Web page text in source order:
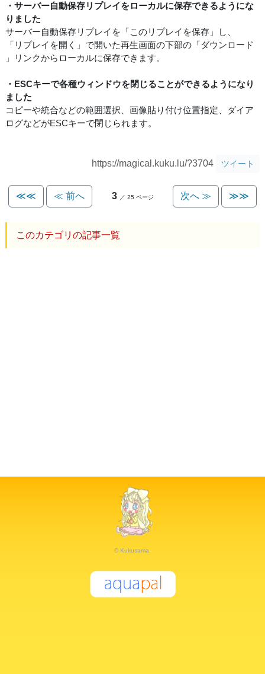
・サーバー自動保存リプレイをローカルに保存できるようにな
りました
サーバー自動保存リプレイを「このリプレイを保存」し、
「リプレイを開く」で開いた再生画面の下部の「ダウンロード
」リンクからローカルに保存できます。
・ESCキーで各種ウィンドウを閉じることができるようになり
ました
コピーや統合などの範囲選択、画像貼り付け位置指定、ダイア
ログなどがESCキーで閉じられます。
https://magical.kuku.lu/?3704 ツイート
≪≪ ≪ 前へ 3 ／ 25 ページ 次へ ≫ ≫≫
このカテゴリの記事一覧
© Kukusama.